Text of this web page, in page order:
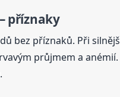
příznaky
bez příznaků. Při
průjmem a